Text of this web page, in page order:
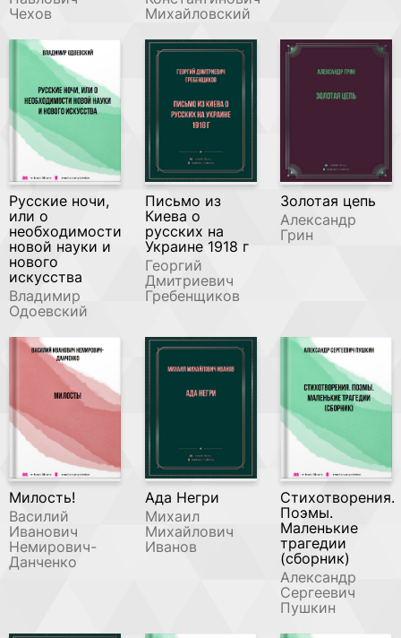
Чехов
Михайловский
Русские ночи,
или о
необходимости
новой науки и
нового
искусства
Владимир
Одоевский
Письмо из
Киева о
русских на
Украине 1918 г
Георгий
Дмитриевич
Гребенщиков
Золотая цепь
Александр
Грин
Милость!
Василий
Иванович
Немирович-
Данченко
Ада Негри
Михаил
Михайлович
Иванов
Стихотворения.
Поэмы.
Маленькие
трагедии
(сборник)
Александр
Сергеевич
Пушкин